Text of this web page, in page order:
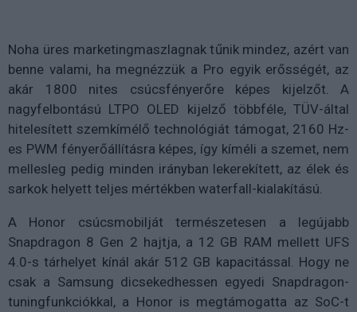
Noha üres marketingmaszlagnak tűnik mindez, azért van
benne valami, ha megnézzük a Pro egyik erősségét, az
akár 1800 nites csúcsfényerőre képes kijelzőt. A
nagyfelbontású LTPO OLED kijelző többféle, TÜV-által
hitelesített szemkímélő technológiát támogat, 2160 Hz-
es PWM fényerőállításra képes, így kíméli a szemet, nem
mellesleg pedig minden irányban lekerekített, az élek és
sarkok helyett teljes mértékben waterfall-kialakítású.
A Honor csúcsmobilját természetesen a legújabb
Snapdragon 8 Gen 2 hajtja, a 12 GB RAM mellett UFS
4.0-s tárhelyet kínál akár 512 GB kapacitással. Hogy ne
csak a Samsung dicsekedhessen egyedi Snapdragon-
tuningfunkciókkal, a Honor is megtámogatta az SoC-t